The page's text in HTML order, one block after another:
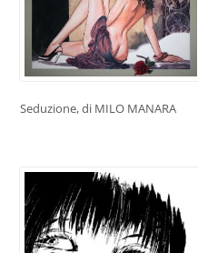
Seduzione, di MILO MANARA